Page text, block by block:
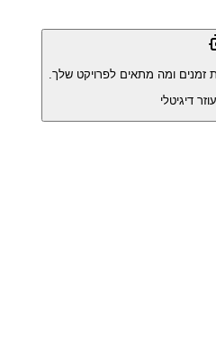
זמנים ומה מתאים לפרויקט שלך.
עוזר דיגיטלי